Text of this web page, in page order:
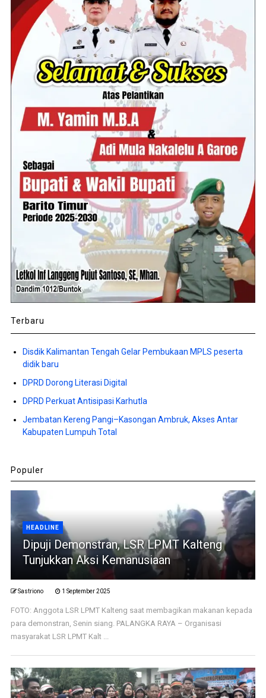
Terbaru
Disdik Kalimantan Tengah Gelar Pembukaan MPLS peserta
didik baru
DPRD Dorong Literasi Digital
DPRD Perkuat Antisipasi Karhutla
Jembatan Kereng Pangi–Kasongan Ambruk, Akses Antar
Kabupaten Lumpuh Total
Populer
HEADLINE
Dipuji Demonstran, LSR LPMT Kalteng
Tunjukkan Aksi Kemanusiaan
Sastriono 1 September 2025
FOTO: Anggota LSR LPMT Kalteng saat membagikan makanan kepada
para demonstran, Senin siang. PALANGKA RAYA – Organisasi
masyarakat LSR LPMT Kalt ...